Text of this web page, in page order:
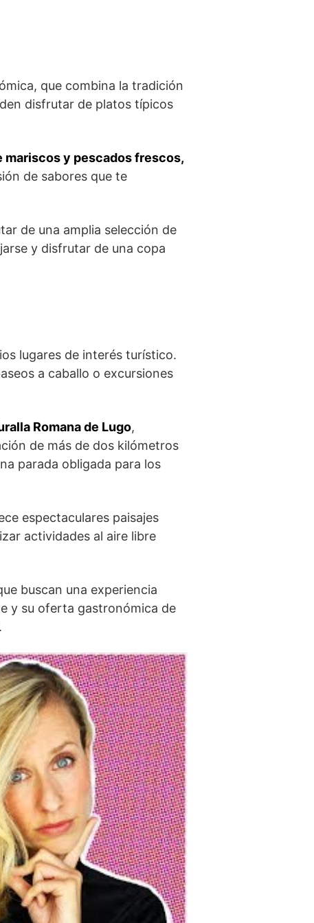
⁤que combina la ‌tradición
disfrutar de platos típicos
mariscos y pescados frescos,
de sabores que ​te
de una amplia selección de
y disfrutar de una copa‌
lugares de interés turístico.
a caballo o excursiones
Romana de Lugo,
de⁤ más de dos kilómetros
parada⁣ obligada para los‍
espectaculares ​paisajes
actividades al ⁢aire libre
buscan​ una experiencia
y su oferta gastronómica de‌